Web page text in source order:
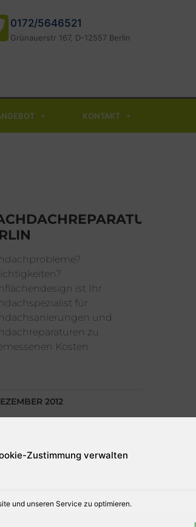
Zustimmung verwalten
und unseren Service zu optimieren.
0172/5646521
Grünauerstr 167, D-12557 Berlin
KONTAKT
ist Ihr
für
und
zu
Kosten.
2012
ENTFERNEN
Anlass weisen